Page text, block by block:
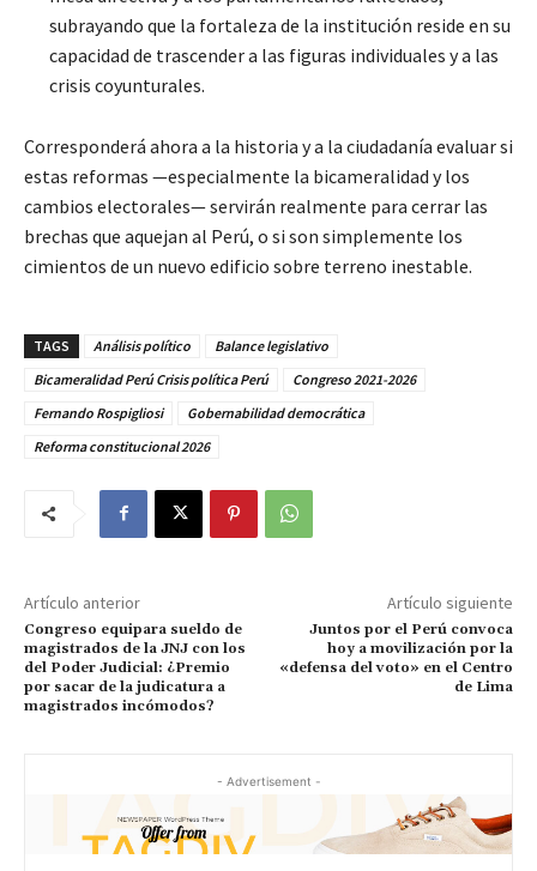
subrayando que la fortaleza de la institución reside en su
capacidad de trascender a las figuras individuales y a las
crisis coyunturales.
Corresponderá ahora a la historia y a la ciudadanía evaluar si
estas reformas —especialmente la bicameralidad y los
cambios electorales— servirán realmente para cerrar las
brechas que aquejan al Perú, o si son simplemente los
cimientos de un nuevo edificio sobre terreno inestable.
TAGS Análisis político
Balance legislativo
Bicameralidad Perú Crisis política Perú
Congreso 2021-2026
Fernando Rospigliosi
Gobernabilidad democrática
Reforma constitucional 2026
Artículo anterior
Congreso equipara sueldo de
magistrados de la JNJ con los
del Poder Judicial: ¿Premio
por sacar de la judicatura a
magistrados incómodos?
Artículo siguiente
Juntos por el Perú convoca
hoy a movilización por la
«defensa del voto» en el Centro
de Lima
- Advertisement -